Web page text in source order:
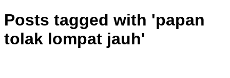
Posts tagged with 'papan
tolak lompat jauh'